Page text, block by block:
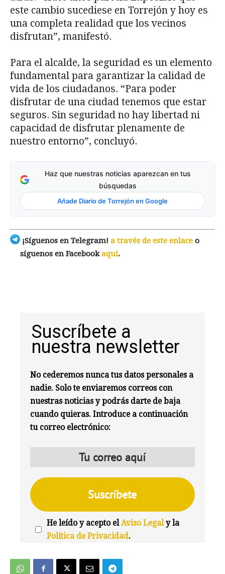
este cambio sucediese en Torrejón y hoy es
una completa realidad que los vecinos
disfrutan”, manifestó.
Para el alcalde, la seguridad es un elemento
fundamental para garantizar la calidad de
vida de los ciudadanos. “Para poder
disfrutar de una ciudad tenemos que estar
seguros. Sin seguridad no hay libertad ni
capacidad de disfrutar plenamente de
nuestro entorno”, concluyó.
Haz que nuestras noticias aparezcan en tus
búsquedas
Añade Diario de Torrejón en Google
¡Síguenos en Telegram! a través de este enlace o
síguenos en Facebookaquí.
Suscríbete a
nuestra newsletter
No cederemos nunca tus datos personales a
nadie. Solo te enviaremos correos con
nuestras noticias y podrás darte de baja
cuando quieras. Introduce a continuación
tu correo electrónico:
He leído y acepto elAviso Legaly la
Política de Privacidad.